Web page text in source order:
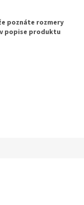
poznáte rozmery
popise produktu